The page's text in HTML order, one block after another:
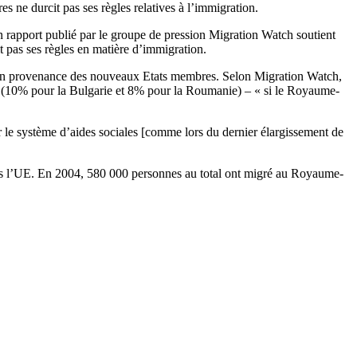
ne durcit pas ses règles relatives à l’immigration.
publié par le groupe de pression Migration Watch soutient
ses règles en matière d’immigration.
des nouveaux Etats membres. Selon Migration Watch,
pour la Bulgarie et 8% pour la Roumanie) – « si le Royaume-
d’aides sociales [comme lors du dernier élargissement de
En 2004, 580 000 personnes au total ont migré au Royaume-